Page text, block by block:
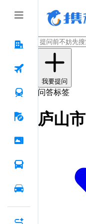
我要提问
问答标签
庐山市